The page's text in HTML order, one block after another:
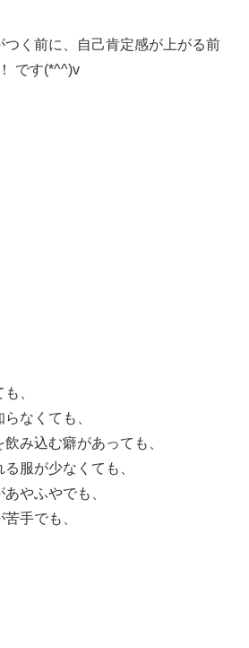
つく前に、自己肯定感が上がる前
です(*^^)v
、
なくても、
み込む癖があっても、
服が少なくても、
やふやでも、
手でも、